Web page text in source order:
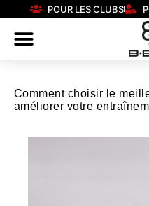
POUR LES CLUBS
Comment choisir le
améliorer votre